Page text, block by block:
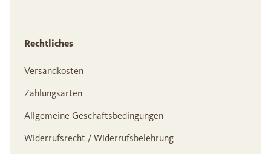
Rechtliches
Versandkosten
Zahlungsarten
Allgemeine Geschäftsbedingungen
Widerrufsrecht / Widerrufsbelehrung